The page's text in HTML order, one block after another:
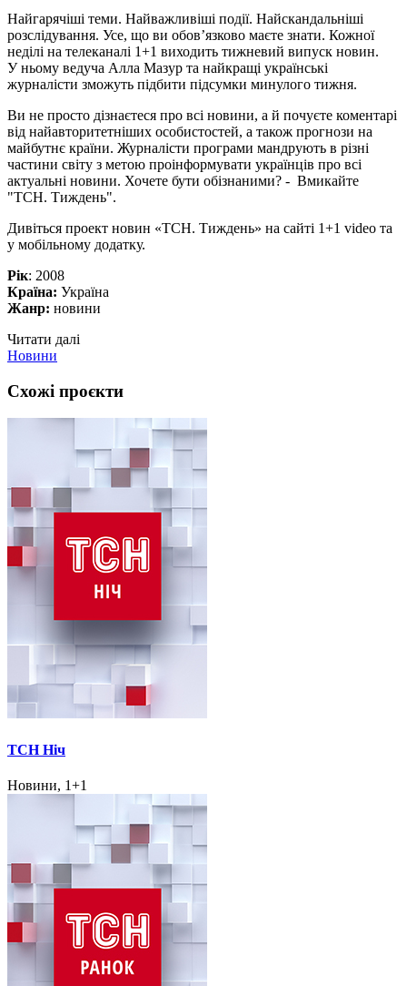
Найгарячіші теми. Найважливіші події. Найскандальніші
розслідування. Усе, що ви обов’язково маєте знати. Кожної
неділі на телеканалі 1+1 виходить тижневий випуск новин.
У ньому ведуча Алла Мазур та найкращі українські
журналісти зможуть підбити підсумки минулого тижня.
Ви не просто дізнаєтеся про всі новини, а й почуєте коментарі
від найавторитетніших особистостей, а також прогнози на
майбутнє країни. Журналісти програми мандрують в різні
частини світу з метою проінформувати українців про всі
актуальні новини. Хочете бути обізнаними? - Вмикайте
"ТСН. Тиждень".
Дивіться проект новин «ТСН. Тиждень» на сайті 1+1 video та
у мобільному додатку.
Рік: 2008
Країна: Україна
Жанр: новини
Читати далі
Новини
Схожі проєкти
ТСН Ніч
Новини, 1+1